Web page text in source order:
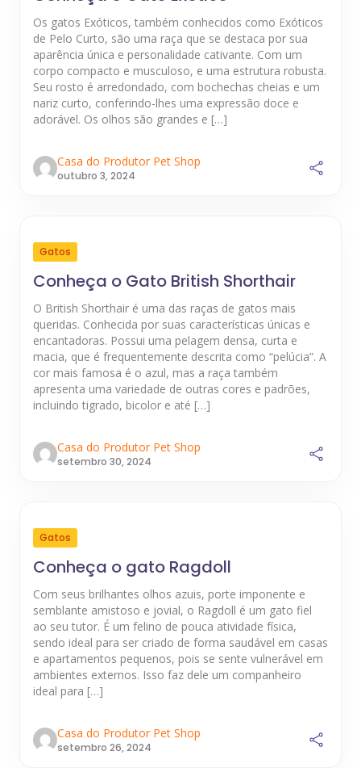
Os gatos Exóticos, também conhecidos como Exóticos
de Pelo Curto, são uma raça que se destaca por sua
aparência única e personalidade cativante. Com um
corpo compacto e musculoso, e uma estrutura robusta.
Seu rosto é arredondado, com bochechas cheias e um
nariz curto, conferindo-lhes uma expressão doce e
adorável. Os olhos são grandes e […]
Casa do Produtor Pet Shop
outubro 3, 2024
Gatos
Conheça o Gato British Shorthair
O British Shorthair é uma das raças de gatos mais
queridas. Conhecida por suas características únicas e
encantadoras. Possui uma pelagem densa, curta e
macia, que é frequentemente descrita como “pelúcia”. A
cor mais famosa é o azul, mas a raça também
apresenta uma variedade de outras cores e padrões,
incluindo tigrado, bicolor e até […]
Casa do Produtor Pet Shop
setembro 30, 2024
Gatos
Conheça o gato Ragdoll
Com seus brilhantes olhos azuis, porte imponente e
semblante amistoso e jovial, o Ragdoll é um gato fiel
ao seu tutor. É um felino de pouca atividade física,
sendo ideal para ser criado de forma saudável em casas
e apartamentos pequenos, pois se sente vulnerável em
ambientes externos. Isso faz dele um companheiro
ideal para […]
Casa do Produtor Pet Shop
setembro 26, 2024